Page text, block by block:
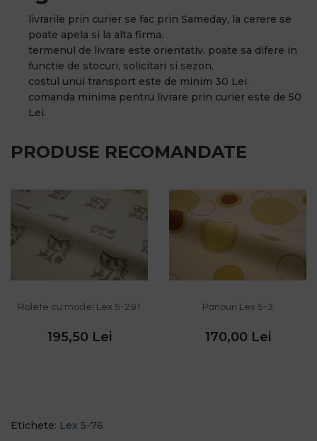
livrarile prin curier se fac prin Sameday, la cerere se
poate apela si la alta firma.
termenul de livrare este orientativ, poate sa difere in
functie de stocuri, solicitari si sezon.
costul unui transport este de minim 30 Lei.
comanda minima pentru livrare prin curier este de 50
Lei.
PRODUSE RECOMANDATE
Rolete cu model Lex 5-291
195,50 Lei
Panouri Lex 5-3
170,00 Lei
Etichete: Lex 5-76